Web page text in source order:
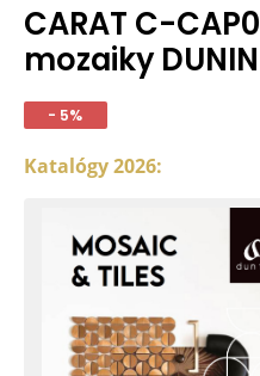
CARAT C-
mozaiky
- 5%
Katalógy 2026: